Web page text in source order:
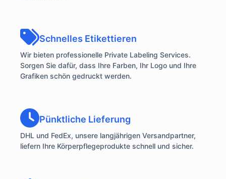
Schnelles Etikettieren
Wir bieten professionelle Private Labeling Services.
Sorgen Sie dafür, dass Ihre Farben, Ihr Logo und Ihre
Grafiken schön gedruckt werden.
Pünktliche Lieferung
DHL und FedEx, unsere langjährigen Versandpartner,
liefern Ihre Körperpflegeprodukte schnell und sicher.